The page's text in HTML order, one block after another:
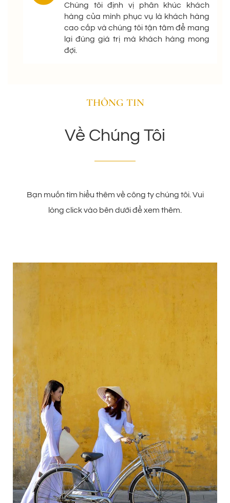
Chúng tôi định vị phân khúc khách
hàng của mình phục vụ là khách hàng
cao cấp và chúng tôi tận tâm để mang
lại đúng giá trị mà khách hàng mong
đợi.
THÔNG TIN
Về Chúng Tôi
Bạn muốn tìm hiểu thêm về công ty chúng tôi. Vui
lòng click vào bên dưới để xem thêm.